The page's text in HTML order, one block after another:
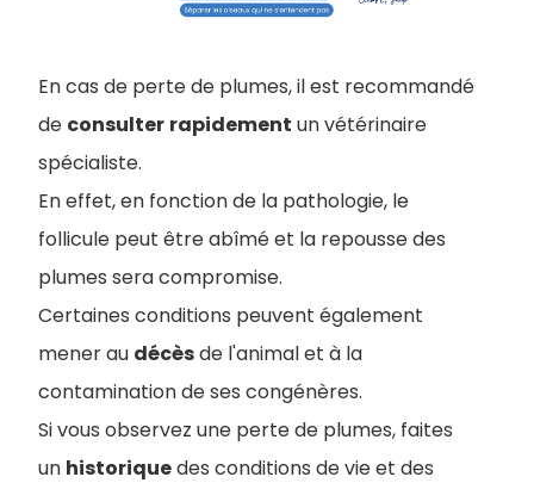
En cas de perte de plumes, il est recommandé
de consulter rapidement un vétérinaire
spécialiste.
En effet, en fonction de la pathologie, le
follicule peut être abîmé et la repousse des
plumes sera compromise.
Certaines conditions peuvent également
mener au décèsde l'animal et à la
contamination de ses congénères.
Si vous observez une perte de plumes, faites
un historiquedes conditions de vie et des